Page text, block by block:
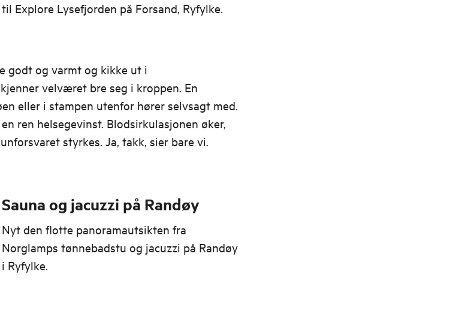
til Explore Lysefjorden på Forsand, Ryfylke.
godt og varmt og kikke ut i
velværet bre seg i kroppen. En
eller i stampen utenfor hører selvsagt med.
ren helsegevinst. Blodsirkulasjonen øker,
styrkes. Ja, takk, sier bare vi.
Sauna og jacuzzi på Randøy
Nyt den flotte panoramautsikten fra
Norglamps tønnebadstu og jacuzzi på Randøy
i Ryfylke.